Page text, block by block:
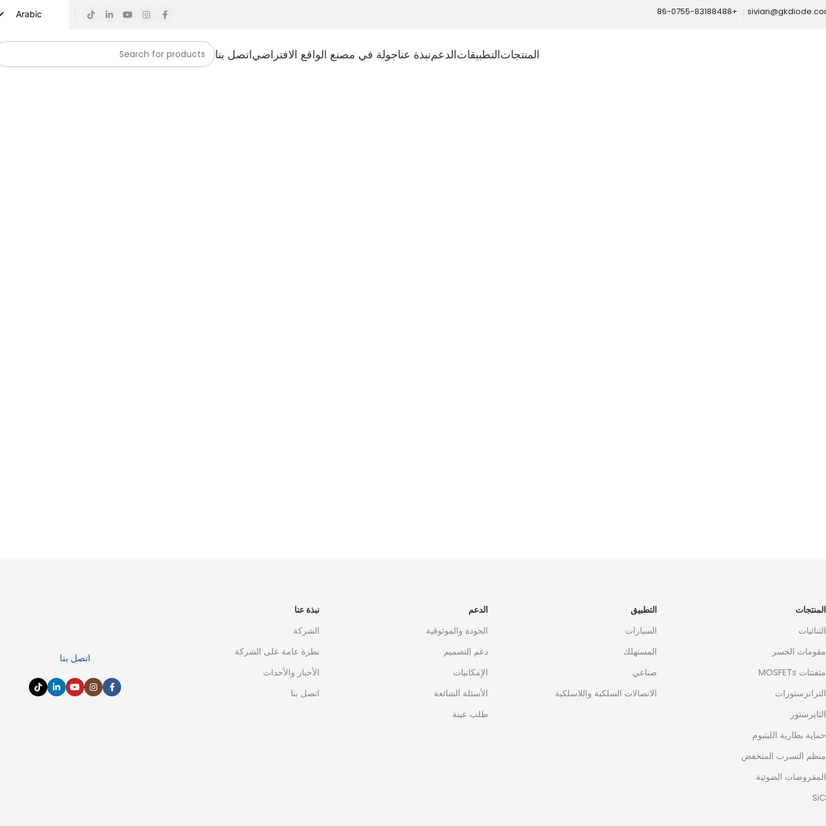
+86-0755-83188488
Arabic
المنتجاتالتطبيقاتالدعمنبذة عناجولة في مصنع الواقع الافتراضياتصل بنا
اتصل بنا
نبذة عنا
الشركة
نظرة عامة على الشركة
الأخبار والأحداث
اتصل بنا
الدعم
الجودة والموثوقية
دعم التصميم
الإمكانيات
الأسئلة الشائعة
طلب عينة
التطبيق
السيارات
المستهلك
صناعي
الاتصالات السلكية واللاسلكية
المنتجات
الثنائيات
مقومات الجسر
متفتتات MOSFETs
الترانزستورات
الثايرستور
حماية بطارية الليثيوم
منظم التسرب المنخفض
المقروضات الضوئية
SiC